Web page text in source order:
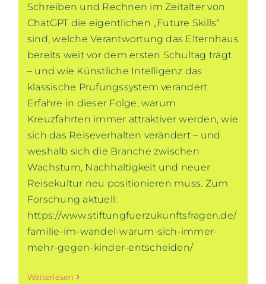
Schreiben und Rechnen im Zeitalter von
ChatGPT die eigentlichen „Future Skills“
sind, welche Verantwortung das Elternhaus
bereits weit vor dem ersten Schultag trägt
– und wie Künstliche Intelligenz das
klassische Prüfungssystem verändert.
Erfahre in dieser Folge, warum
Kreuzfahrten immer attraktiver werden, wie
sich das Reiseverhalten verändert – und
weshalb sich die Branche zwischen
Wachstum, Nachhaltigkeit und neuer
Reisekultur neu positionieren muss. Zum
Forschung aktuell:
https://www.stiftungfuerzukunftsfragen.de/
familie-im-wandel-warum-sich-immer-
mehr-gegen-kinder-entscheiden/
Weiterlesen